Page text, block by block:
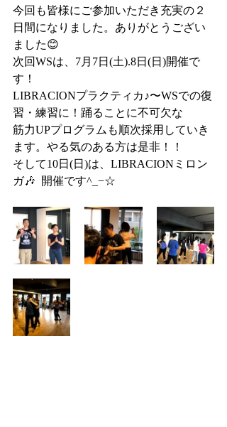
今回も皆様にご参加いただき充実の２
日間になりました。ありがとうござい
ました😊
次回WSは、7月7日(土).8日(日)開催で
す！
LIBRACIONプラクティカ♪〜WSでの復
習・練習に！踊ることに不可欠な
筋力UPプログラムも順次採用していき
ます。やる気のある方は是非！！
そして10日(日)は、LIBRACIONミロン
ガ🎶  開催です^_−☆